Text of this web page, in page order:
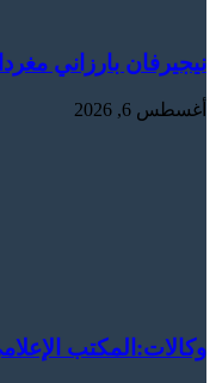
نيجيرفان بارزاني
أغسطس 6, 2026
وكالات:المكتب